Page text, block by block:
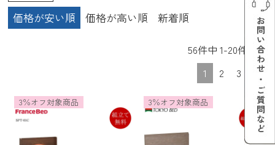
価格が安い順 価格が高い順 新着順
56件中 1-20件表示
1
2 3
3％オフ対象商品 3％オフ対象商品